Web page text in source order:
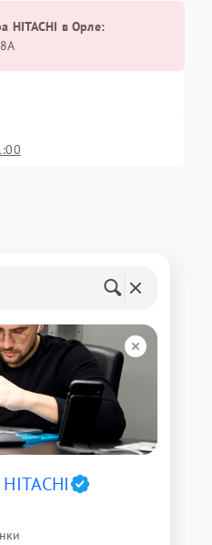
HITACHI в Орле: